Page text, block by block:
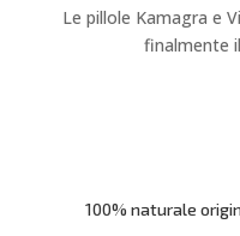
Le pillole Kamagra e
finalmente
100% naturale